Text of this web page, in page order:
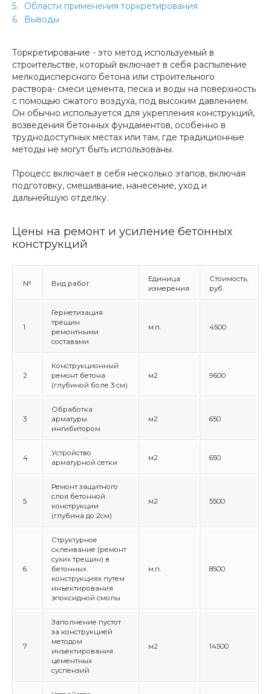
Области применения торкретирования
Выводы
Торкретирование - это метод используемый в
строительстве, который включает в себя распыление
мелкодисперсного бетона или строительного
раствора- смеси цемента, песка и воды на поверхность
с помощью сжатого воздуха, под высоким давлением.
Он обычно используется для укрепления конструкций,
возведения бетонных фундаментов, особенно в
труднодоступных местах или там, где традиционные
методы не могут быть использованы.
Процесс включает в себя несколько этапов, включая
подготовку, смешивание, нанесение, уход и
дальнейшую отделку.
Цены на ремонт и усиление бетонных
конструкций
№ Вид работ
Единица
измерения
Стоимость,
руб.
1
Герметизация
трещин
ремонтными
составами
м.п. 4500
2
Конструкционный
ремонт бетона
(глубиной боле 3 см)
м2 9600
3
Обработка
арматуры
ингибитором
м2 650
4
Устройство
арматурной сетки
м2 650
5
Ремонт защитного
слоя бетонной
конструкции
(глубина до 2см)
м2 5500
6
Структурное
склеивание (ремонт
сухих трещин) в
бетонных
конструкциях путем
инъектирования
эпоксидной смолы
м.п. 8500
7
Заполнение пустот
за конструкцией
методом
инъектирования
цементных
суспензий
м2 14500